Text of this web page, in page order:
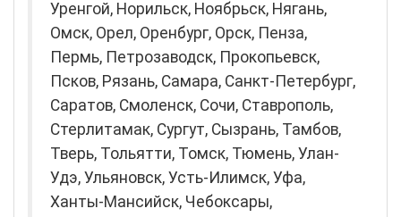
Уренгой, Норильск, Ноябрьск, Нягань,
Омск, Орел, Оренбург, Орск, Пенза,
Пермь, Петрозаводск, Прокопьевск,
Псков, Рязань, Самара, Санкт-Петербург,
Саратов, Смоленск, Сочи, Ставрополь,
Стерлитамак, Сургут, Сызрань, Тамбов,
Тверь, Тольятти, Томск, Тюмень, Улан-
Удэ, Ульяновск, Усть-Илимск, Уфа,
Ханты-Мансийск, Чебоксары,